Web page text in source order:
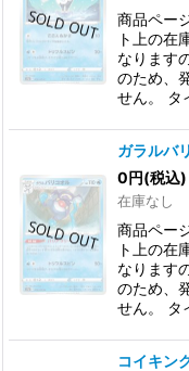
商品ペー
ト上の在
なります
のため、
せん。 タ
ガラルバ
0円(税込)
在庫なし
商品ペー
ト上の在
なります
のため、
せん。 タ
コイキン